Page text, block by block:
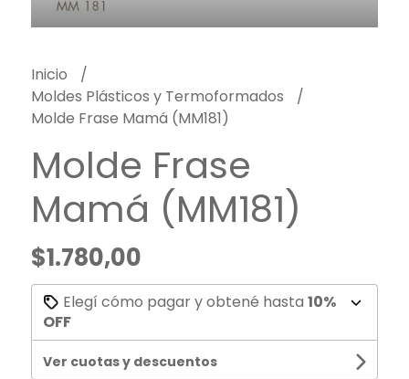
Inicio
Moldes Plásticos y Termoformados
Molde Frase Mamá (MM181)
Molde Frase
Mamá (MM181)
$1.780,00
Elegí cómo pagar y obtené hasta 10%
OFF
Ver cuotas y descuentos